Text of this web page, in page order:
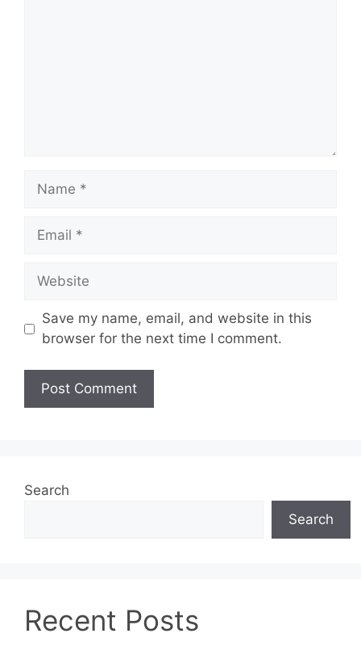
Name
Email
Website
Save my name, email, and website in this
browser for the next time I comment.
Search
Search
Recent Posts